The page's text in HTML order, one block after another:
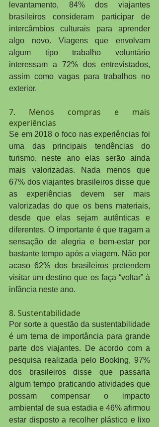
levantamento, 84% dos viajantes
brasileiros consideram participar de
intercâmbios culturais para aprender
algo novo. Viagens que envolvam
algum tipo trabalho voluntário
interessam a 72% dos entrevistados,
assim como vagas para trabalhos no
exterior.
7. Menos compras e mais
experiências
Se em 2018 o foco nas experiências foi
uma das principais tendências do
turismo, neste ano elas serão ainda
mais valorizadas. Nada menos que
67% dos viajantes brasileiros disse que
as experiências devem ser mais
valorizadas do que os bens materiais,
desde que elas sejam autênticas e
diferentes. O importante é que tragam a
sensação de alegria e bem-estar por
bastante tempo após a viagem. Não por
acaso 62% dos brasileiros pretendem
visitar um destino que os faça “voltar” à
infância neste ano.
8. Sustentabilidade
Por sorte a questão da sustentabilidade
é um tema de importância para grande
parte dos viajantes. De acordo com a
pesquisa realizada pelo Booking, 97%
dos brasileiros disse que passaria
algum tempo praticando atividades que
possam compensar o impacto
ambiental de sua estadia e 46% afirmou
estar disposto a recolher plástico e lixo